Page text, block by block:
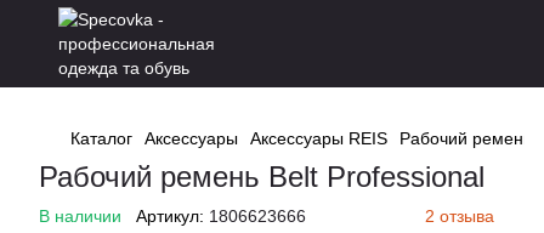
Каталог Аксессуары Аксессуары REIS Рабочий ремень
Рабочий ремень Belt Professional
В наличии Артикул: 1806623666 2 отзыва